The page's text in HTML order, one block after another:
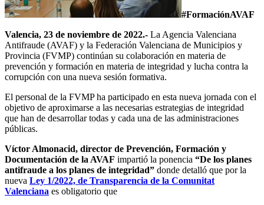
#FormaciónAVAF
Valencia, 23 de noviembre de 2022.- La Agencia Valenciana
Antifraude (AVAF) y la Federación Valenciana de Municipios y
Provincia (FVMP) continúan su colaboración en materia de
prevención y formación en materia de integridad y lucha contra la
corrupción con una nueva sesión formativa.
El personal de la FVMP ha participado en esta nueva jornada con el
objetivo de aproximarse a las necesarias estrategias de integridad
que han de desarrollar todas y cada una de las administraciones
públicas.
Víctor Almonacid, director de Prevención, Formación y
Documentación de la AVAF impartió la ponencia “De los planes
antifraude a los planes de integridad” donde detalló que por la
nueva Ley 1/2022, de Transparencia de la Comunitat
Valenciana es obligatorio que